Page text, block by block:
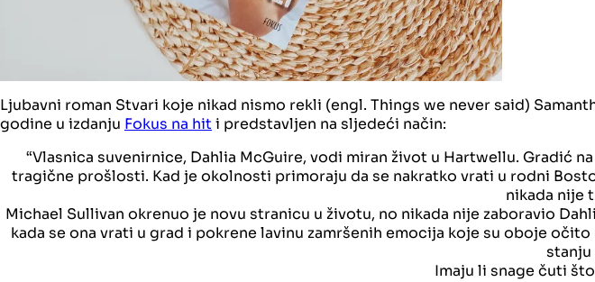
Ljubavni roman Stvari koje nikad nismo rekli (engl. Things we never said)
godine u izdanju Fokus na hiti predstavljen na sljedeći način:
“Vlasnica suvenirnice, Dahlia McGuire, vodi miran život u Hartwellu. Gradić
tragične prošlosti. Kad je okolnosti primoraju da se nakratko vrati u rodni
nikada nije
Michael Sullivan okrenuo je novu stranicu u životu, no nikada nije zaboravio
kada se ona vrati u grad i pokrene lavinu zamršenih emocija koje su oboje
Imaju li snage čuti